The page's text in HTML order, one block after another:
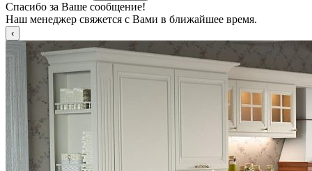
Спасибо за Ваше сообщение!
Наш менеджер свяжется с Вами в ближайшее время.